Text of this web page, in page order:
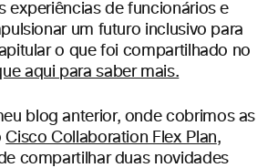
experiências de funcionários e
um futuro inclusivo para
o que foi compartilhado no
aqui para saber mais.
blog anterior, onde cobrimos as
Cisco Collaboration Flex Plan,
compartilhar duas novidades